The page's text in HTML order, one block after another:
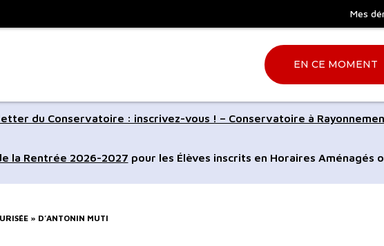
à
navigation
à
recherche
Mes
EN CE MOMENT
du Conservatoire : inscrivez-vous ! – Conservatoire à
la Rentrée 2026-2027 pour les Élèves inscrits en Horaires Aménagés
» D’ANTONIN MUTI